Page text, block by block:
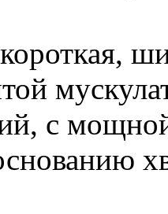
с мощной